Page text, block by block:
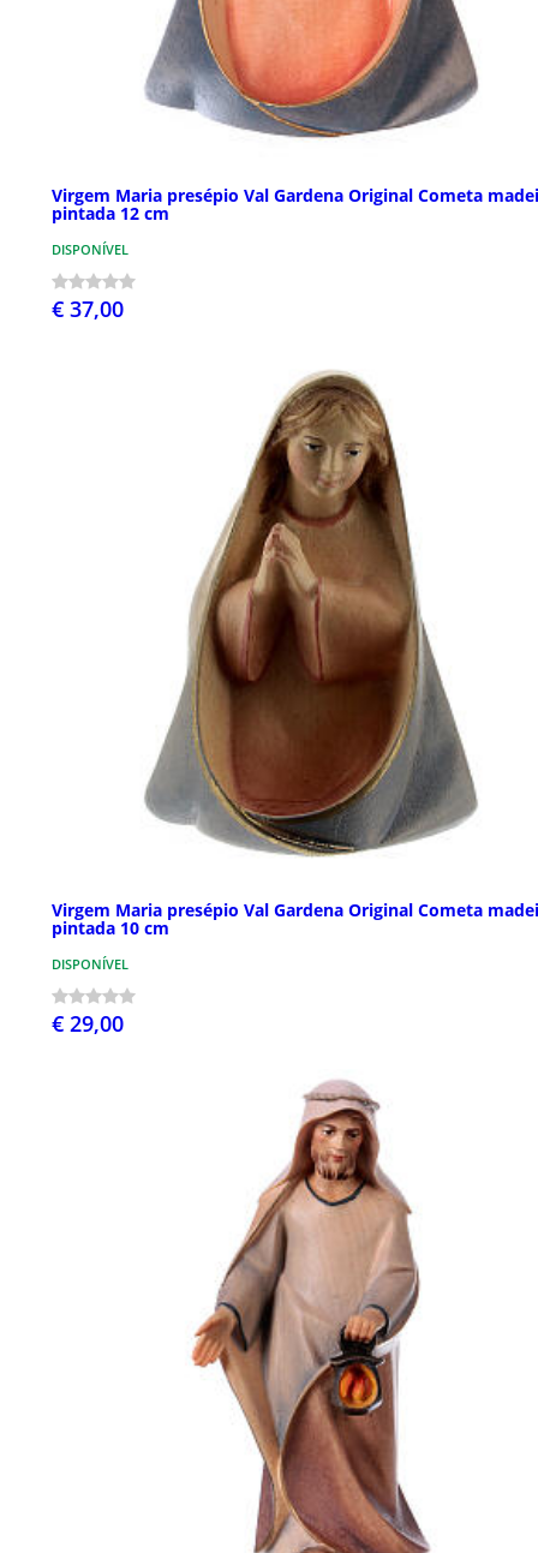
Virgem Maria presépio Val Gardena Original Cometa
pintada 12 cm
DISPONÍVEL
€ 37,00
Virgem Maria presépio Val Gardena Original Cometa
pintada 10 cm
DISPONÍVEL
€ 29,00